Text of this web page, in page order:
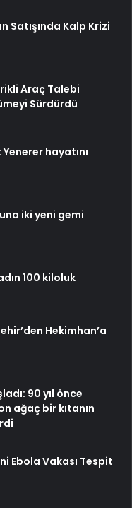
Satışında Kalp Krizi
Araç Talebi
Sürdürdü
hayatını
iki yeni gemi
100 kiloluk
Hekimhan’a
90 yıl önce
ağaç bir kıtanın
Ebola Vakası Tespit